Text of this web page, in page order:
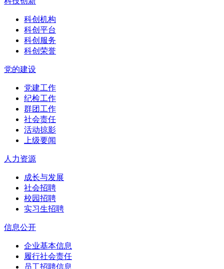
科创机构
科创平台
科创服务
科创荣誉
党的建设
党建工作
纪检工作
群团工作
社会责任
活动掠影
上级要闻
人力资源
成长与发展
社会招聘
校园招聘
实习生招聘
信息公开
企业基本信息
履行社会责任
员工招聘信息